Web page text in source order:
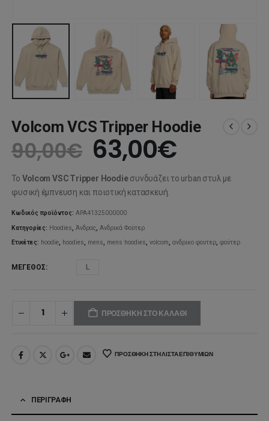
Volcom VCS Tripper Hoodie
90,00€ Original
price
was:
90,00€.
63,00€Η
63,00€.
Το Volcom VSC Tripper Hoodieσυνδυάζει το urban στυλ με
φυσική έμπνευση και ποιοτική κατασκευή.
Κωδικός προϊόντος:APA41325000000
Κατηγορίες: Hoodies,Άνδρας,Ανδρικά Φούτερ
Ετικέτες: hoodie, hoodies, mens, mens hoodies,volcom,ανδρικο φουτερ,φούτερ
ΜΈΓΕΘΟΣ L
ΠΡΟΣΘΉΚΗ ΣΤΟ ΚΑΛΆΘΙ
ΠΡΟΣΘΉΚΗ ΣΤΗ ΛΊΣΤΑ ΕΠΙΘΥΜΙΏΝ
ΠΕΡΙΓΡΑΦΉ